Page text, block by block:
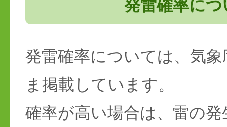
発雷確率につ
発雷確率については、気
ま掲載しています。
確率が高い場合は、雷の